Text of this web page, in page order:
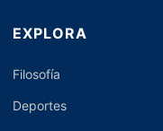
EXPLORA
Filosofía
Deportes